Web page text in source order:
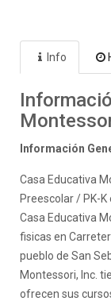
Info
Información
Casa Educativa
Preescolar / PK-K
Casa Educativa
fisicas en
pueblo de San
Montessori, Inc.
ofrecen sus